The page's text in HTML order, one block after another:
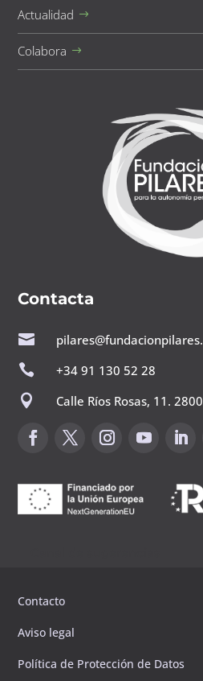
Actualidad
Colabora
Contacta


+34 91 130 52 28

Calle Ríos Rosas, 11.
Contacto
Aviso legal
Política de Protección de Datos